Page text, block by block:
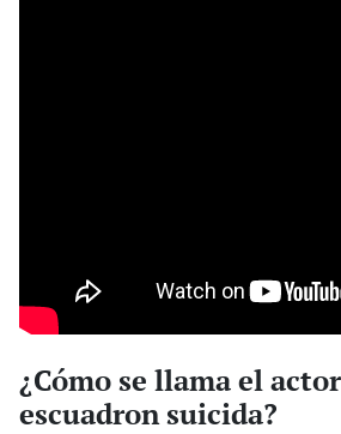
¿Cómo se llama el
escuadron suicida?